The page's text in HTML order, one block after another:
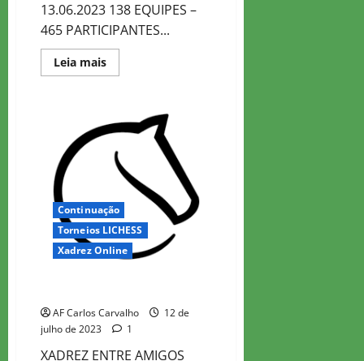
13.06.2023 138 EQUIPES –
465 PARTICIPANTES...
Leia maisRead
more
Marathon
4
Continuação
Torneios LICHESS
Xadrez Online
AF Carlos Carvalho
12 de
julho de 2023
1
XADREZ ENTRE AMIGOS